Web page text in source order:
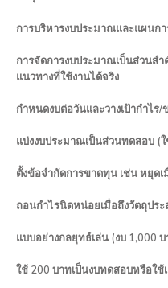
การบริหารงบประมาณและแผนก
การจัดการงบประมาณเป็นส่วนส
แนวทางที่ใช้งานได้จริง
กำหนดงบต่อวันและวางเป้ากำไ
แบ่งงบประมาณเป็นส่วนทดสอบ (
ตั้งข้อจำกัดการขาดทุน เช่น หยุด
ถอนกำไรนิดหน่อยเมื่อถึงวัตถุปร
แบบอย่างกลยุทธ์เล่น (งบ 1,000 บ
ใช้ 200 บาทเป็นงบทดสอบหรือใช้